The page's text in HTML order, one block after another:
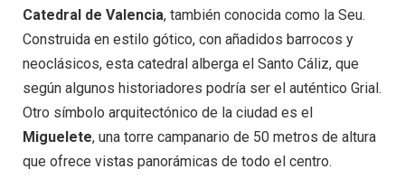
Catedral de Valencia, también conocida como la Seu.
Construida en estilo gótico, con añadidos barrocos y
neoclásicos, esta catedral alberga el Santo Cáliz, que
según algunos historiadores podría ser el auténtico Grial.
Otro símbolo arquitectónico de la ciudad es el
Miguelete, una torre campanario de 50 metros de altura
que ofrece vistas panorámicas de todo el centro.